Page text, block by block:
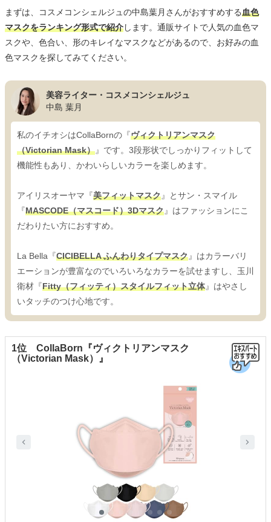
まずは、コスメコンシェルジュの中島葉月さんがおすすめする血色
マスクをランキング形式で紹介します。通販サイトで人気の血色マ
スクや、色合い、形のキレイなマスクなどがあるので、お好みの血
色マスクを探してみてください。
美容ライター・コスメコンシェルジュ
中島 葉月
私のイチオシはCollaBornの『ヴィクトリアンマスク
（Victorian Mask）』です。3段形状でしっかりフィットして
機能性もあり、かわいらしいカラーを楽しめます。
アイリスオーヤマ『美フィットマスク』とサン・スマイル
『MASCODE（マスコード）3Dマスク』はファッションにこ
だわりたい方におすすめ。
La Bella『CICIBELLA ふんわりタイプマスク』はカラーバリ
エーションが豊富なのでいろいろなカラーを試せますし、玉川
衛材『Fitty（フィッティ）スタイルフィット立体』はやさし
いタッチのつけ心地です。
1位 CollaBorn『ヴィクトリアンマスク
（Victorian Mask）』